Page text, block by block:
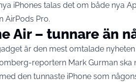
iPhones talas det om både nya
AirPods Pro.
Air – tunnare än
är den mest omtalade
reportern Mark Gurman
den tunnaste iPhone som